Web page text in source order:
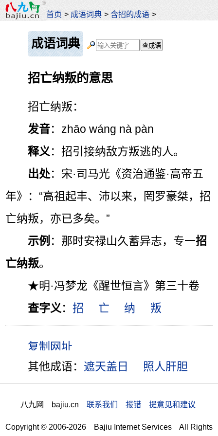
首页 > 成语词典 >含招的成语 >
成语词典
招亡纳叛的意思
招亡纳叛：
发音：zhāo wáng nà pàn
释义 ：招引接纳敌方叛逃的人。
出处：宋·司马光《资治通鉴·高帝五
年》：“高祖起丰、沛以来，罔罗豪桀，招
亡纳叛，亦已多矣。”
示例 ：那时安禄山久蓄异志，专一招
亡纳叛。
★明·冯梦龙《醒世恒言》第三十卷
查字义 ：招 亡 纳 叛
其他成语： 遮天盖日 照人肝胆
八九网 bajiu.cn 联系我们 报错 提意见和建议
Copyright © 2006-2026 Bajiu Internet Services All Rights